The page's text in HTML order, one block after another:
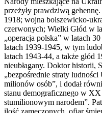
przeżyły prawdziwą
1918; wojna bolszewicko-
czerwonych; Wielki Głód w
„operacja polska” w latach
latach 1939-1945, w tym
latach 1943-44, a także głód
nieubłagany. Doktor historii,
„bezpośrednie straty
milionów osób”, i dodał
stanu demograficznego w
stumilionowym narodem”.